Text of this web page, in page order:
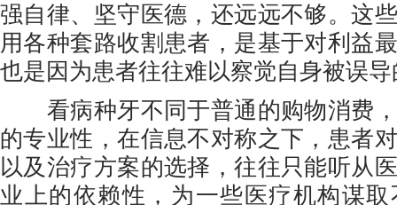
强自律、坚守医德，还远远不够。这
用各种套路收割患者，是基于对利益
也是因为患者往往难以察觉自身被误
看病种牙不同于普通的购物消费，
的专业性，在信息不对称之下，患者
以及治疗方案的选择，往往只能听从
业上的依赖性，为一些医疗机构谋